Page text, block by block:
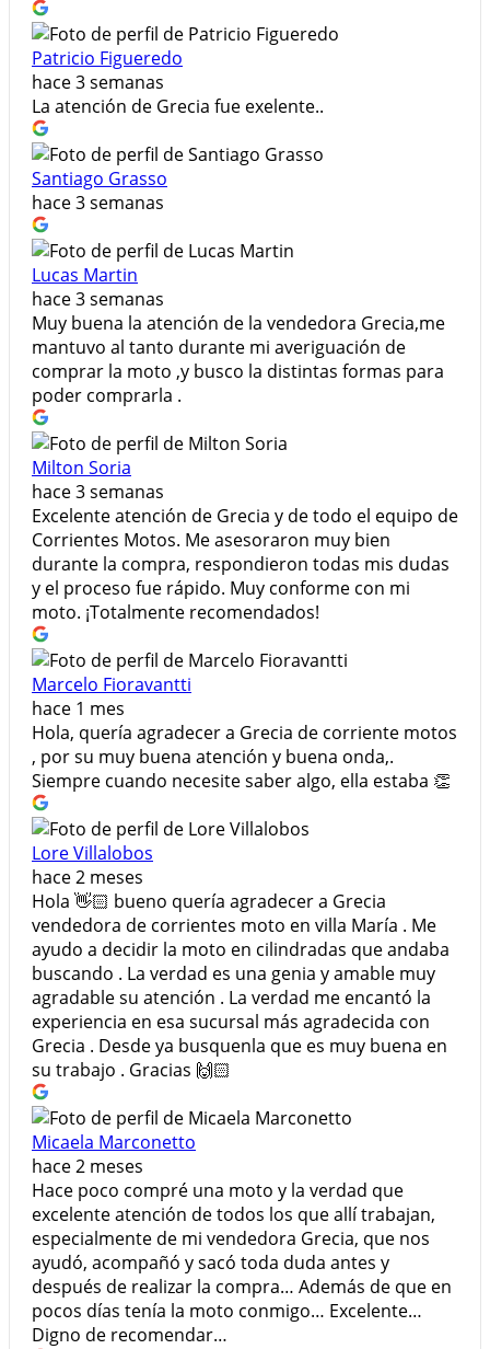
Patricio Figueredo
hace 3 semanas
La atención de Grecia fue exelente..
Santiago Grasso
hace 3 semanas
Lucas Martin
hace 3 semanas
Muy buena la atención de la vendedora Grecia,me
mantuvo al tanto durante mi averiguación de
comprar la moto ,y busco la distintas formas para
poder comprarla .
Milton Soria
hace 3 semanas
Excelente atención de Grecia y de todo el equipo de
Corrientes Motos. Me asesoraron muy bien
durante la compra, respondieron todas mis dudas
y el proceso fue rápido. Muy conforme con mi
moto. ¡Totalmente recomendados!
Marcelo Fioravantti
hace 1 mes
Hola, quería agradecer a Grecia de corriente motos
, por su muy buena atención y buena onda,.
Siempre cuando necesite saber algo, ella estaba 👏
Lore Villalobos
hace 2 meses
Hola 👋🏻 bueno quería agradecer a Grecia
vendedora de corrientes moto en villa María . Me
ayudo a decidir la moto en cilindradas que andaba
buscando . La verdad es una genia y amable muy
agradable su atención . La verdad me encantó la
experiencia en esa sucursal más agradecida con
Grecia . Desde ya busquenla que es muy buena en
su trabajo . Gracias 🙌🏻
Micaela Marconetto
hace 2 meses
Hace poco compré una moto y la verdad que
excelente atención de todos los que allí trabajan,
especialmente de mi vendedora Grecia, que nos
ayudó, acompañó y sacó toda duda antes y
después de realizar la compra… Además de que en
pocos días tenía la moto conmigo… Excelente…
Digno de recomendar…